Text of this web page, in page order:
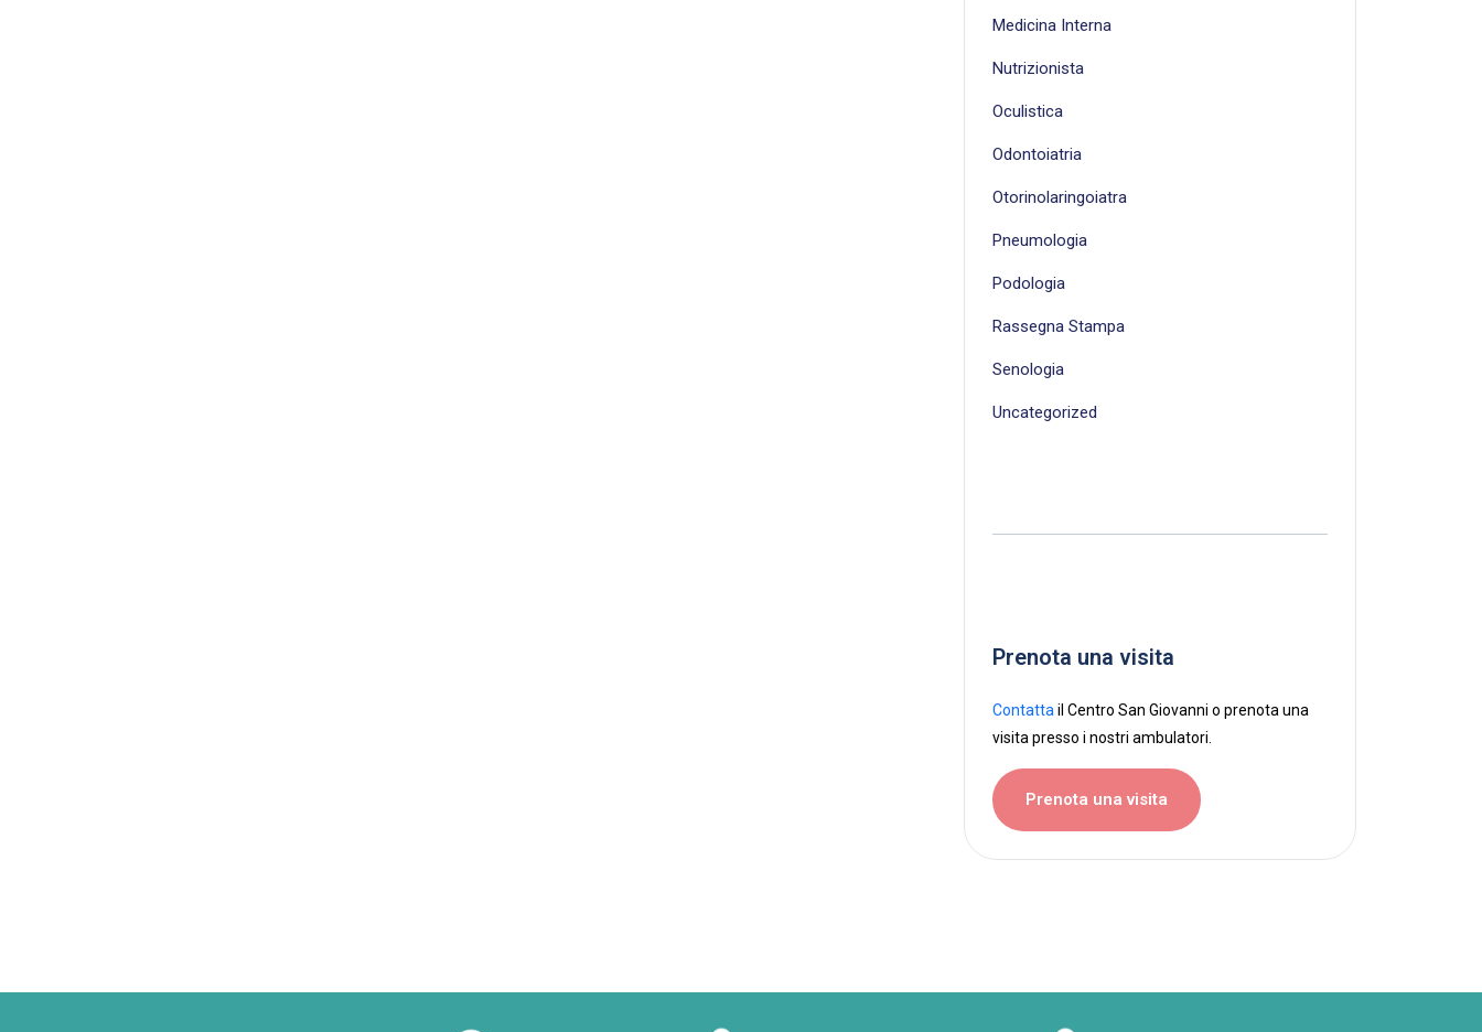
Medicina Interna
Nutrizionista
Oculistica
Odontoiatria
Otorinolaringoiatra
Pneumologia
Podologia
Rassegna Stampa
Senologia
Uncategorized
Prenota una visita
Contatta il Centro San Giovanni o prenota una
visita presso i nostri ambulatori.
Prenota una visita